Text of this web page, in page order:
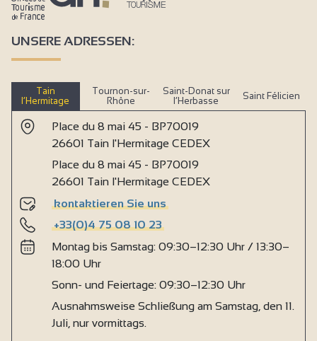
UNSERE ADRESSEN:
Tain
l’Hermitage
Tournon-sur-
Rhône
Saint-Donat sur
l’Herbasse
Saint Félicien
Place du 8 mai 45 - BP70019
26601 Tain l'Hermitage CEDEX
Place du 8 mai 45 - BP70019
26601 Tain l'Hermitage CEDEX
kontaktieren Sie uns
+33(0)4 75 08 10 23
Montag bis Samstag: 09:30–12:30 Uhr / 13:30–
18:00 Uhr
Sonn- und Feiertage: 09:30–12:30 Uhr
Ausnahmsweise Schließung am Samstag, den 11.
Juli, nur vormittags.